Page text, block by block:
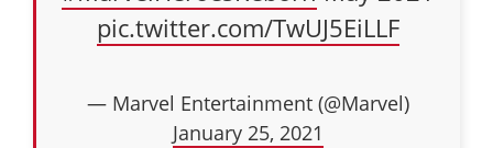
pic.twitter.com/TwUJ5EiLLF
— Marvel Entertainment (@Marvel)
January 25, 2021